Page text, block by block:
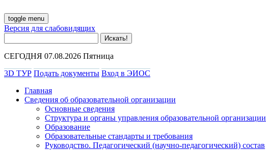
toggle menu
Версия для слабовидящих
СЕГОДНЯ 07.08.2026 Пятница
3D ТУР Подать документы Вход в ЭИОС
Главная
Сведения об образовательной организации
Основные сведения
Структура и органы управления образовательной организации
Образование
Образовательные стандарты и требования
Руководство. Педагогический (научно-педагогический) состав